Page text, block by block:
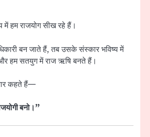
में हम राजयोग सीख रहे हैं।
बन जाते हैं, तब उसके संस्कार भविष्य में
हम सतयुग में राज ऋषि बनते हैं।
कहते हैं—
बनो।”